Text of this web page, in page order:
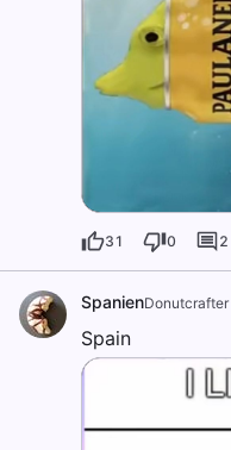
31 0 2
SpanienDonutcrafter
Spain